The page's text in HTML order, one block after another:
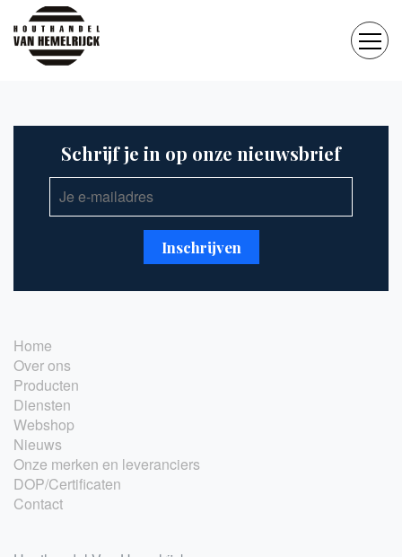
Schrijf je in op onze nieuwsbrief
Home
Over ons
Producten
Diensten
Webshop
Nieuws
Onze merken en leveranciers
DOP/Certificaten
Contact